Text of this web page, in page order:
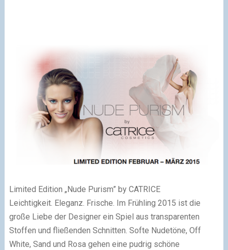
Limited Edition „Nude Purism” by CATRICE
Leichtigkeit. Eleganz. Frische. Im Frühling 2015 ist die
große Liebe der Designer ein Spiel aus transparenten
Stoffen und fließenden Schnitten. Softe Nudetöne, Off
White, Sand und Rosa gehen eine pudrig schöne